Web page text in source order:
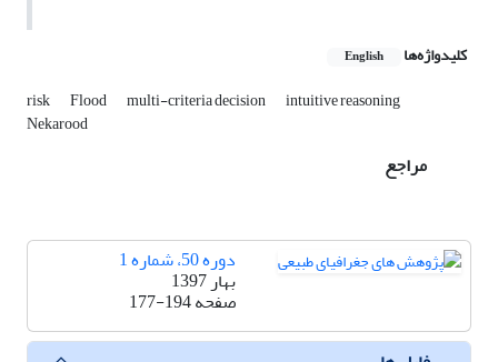
کلیدواژه‌ها English
risk Flood multi-criteria decision intuitive reasoning
Nekarood
مراجع
دوره 50، شماره 1
بهار 1397
صفحه177-194